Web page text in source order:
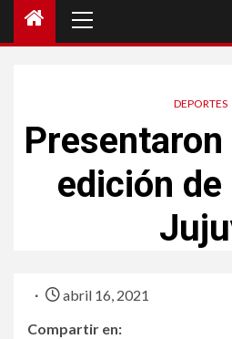
DEPORTES
edición de
abril 16, 2021
Compartir en: